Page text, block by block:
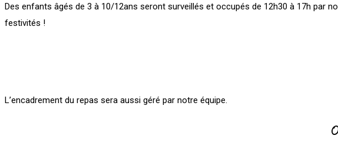
Des enfants âgés de 3 à 10/12ans seront surveillés et occupés de 12h30 à 17h par
festivités !
L’encadrement du repas sera aussi géré par notre équipe.